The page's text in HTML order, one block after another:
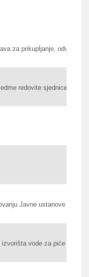
za prikupljanje, odvodnju
redovite sjednice
Javne ustanove Dom
vode za piće